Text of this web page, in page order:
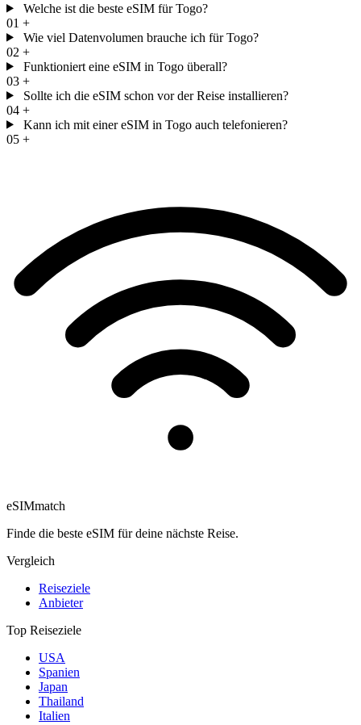
Welche ist die beste eSIM für Togo?
01 +
Wie viel Datenvolumen brauche ich für Togo?
02 +
Funktioniert eine eSIM in Togo überall?
03 +
Sollte ich die eSIM schon vor der Reise installieren?
04 +
Kann ich mit einer eSIM in Togo auch telefonieren?
05 +
eSIMmatch
Finde die beste eSIM für deine nächste Reise.
Vergleich
Reiseziele
Anbieter
Top Reiseziele
USA
Spanien
Japan
Thailand
Italien